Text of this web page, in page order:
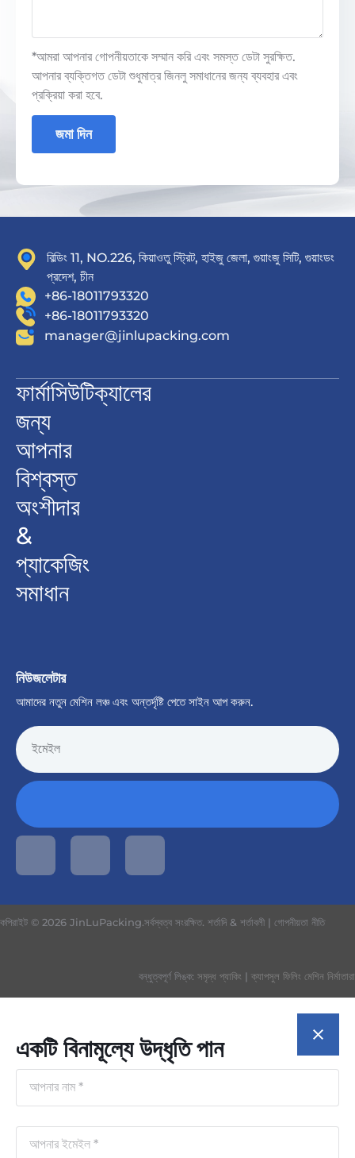
*আমরা আপনার গোপনীয়তাকে সম্মান করি এবং সমস্ত ডেটা সুরক্ষিত.
আপনার ব্যক্তিগত ডেটা শুধুমাত্র জিনলু সমাধানের জন্য ব্যবহার এবং
প্রক্রিয়া করা হবে.
জমা দিন
বিল্ডিং 11, NO.226, কিয়াওতু স্ট্রিট, হাইজু জেলা, গুয়াংজু সিটি, গুয়াংডং
প্রদেশ, চীন
+86-18011793320
+86-18011793320
manager@jinlupacking.com
ফার্মাসিউটিক্যালের
জন্য
আপনার
বিশ্বস্ত
অংশীদার
&
প্যাকেজিং
সমাধান
নিউজলেটার
আমাদের নতুন মেশিন লঞ্চ এবং অন্তর্দৃষ্টি পেতে সাইন আপ করুন.
কপিরাইট © 2026 JinLuPacking.সর্বস্বত্ব সংরক্ষিত. শর্তাদি & শর্তাবলী | গোপনীয়তা নীতি
বন্ধুত্বপূর্ণ লিঙ্ক: সমৃদ্ধ প্যাকিং | ক্যাপসুল ফিলিং মেশিন নির্মাতারা
একটি বিনামূল্যে উদ্ধৃতি পান